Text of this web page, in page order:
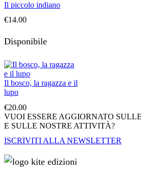
Il piccolo indiano
€14.00
Disponibile
Il bosco, la ragazza e il
lupo
€20.00
VUOI ESSERE AGGIORNATO
E SULLE NOSTRE ATTIVITÀ?
ISCRIVITI ALLA NEWSLETTER